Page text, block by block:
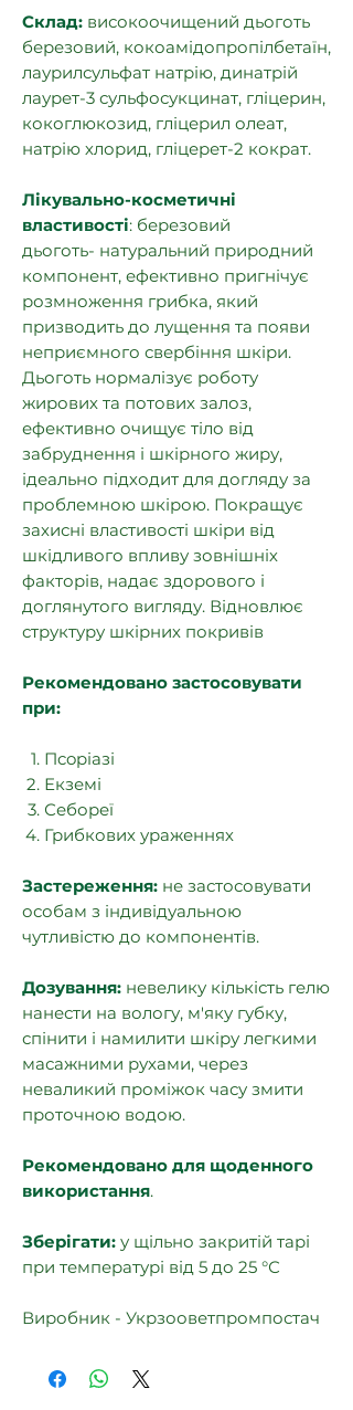
Склад: високоочищений дьоготь
березовий, кокоамідопропілбетаїн,
лаурилсульфат натрію, динатрій
лаурет-3 сульфосукцинат, гліцерин,
кокоглюкозид, гліцерил олеат,
натрію хлорид, гліцерет-2 кократ.
Лікувально-косметичні
властивості: березовий
дьоготь- натуральний природний
компонент, ефективно пригнічує
розмноження грибка, який
призводить до лущення та появи
неприємного свербіння шкіри.
Дьоготь нормалізує роботу
жирових та потових залоз,
ефективно очищує тіло від
забруднення і шкірного жиру,
ідеально підходит для догляду за
проблемною шкірою. Покращує
захисні властивості шкіри від
шкідливого впливу зовнішніх
факторів, надає здорового і
доглянутого вигляду. Відновлює
структуру шкірних покривів
Рекомендовано застосовувати
при:
Пcopiaзі
Екземі
Себореї
Грибкових ураженнях
Застереження: не застосовувати
особам з індивідуальною
чутливістю до компонентів.
Дозування: невелику кількість гелю
нанести на вологу, м'яку губку,
спінити і намилити шкіру легкими
масажними рухами, через
неваликий проміжок часу змити
проточною водою.
Рекомендовано для щоденного
використання.
Зберігати: у щільно закритій тарі
при температурі від 5 до 25 °С
Виробник - Укрзооветпромпостач